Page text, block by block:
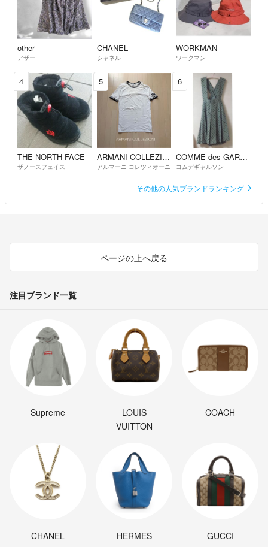
other
アザー
CHANEL
シャネル
WORKMAN
ワークマン
4
THE NORTH FACE
ザノースフェイス
5
ARMANI COLLEZIONI
アルマーニ コレツィオーニ
6
COMME des GARCONS
コムデギャルソン
その他の人気ブランドランキング
ページの上へ戻る
注目ブランド一覧
Supreme
LOUIS
VUITTON
COACH
CHANEL HERMES GUCCI